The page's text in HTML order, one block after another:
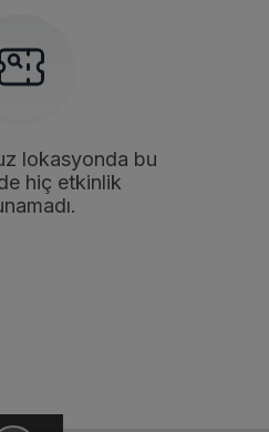
lokasyonda bu
hiç etkinlik